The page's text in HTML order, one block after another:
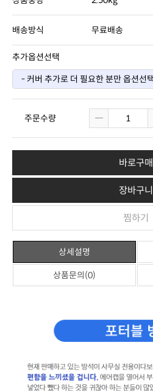
배송방식 무료배송
추가옵션선택
주문수량
바로구매
장바구니
찜하기
상세설명
상품문의(0)